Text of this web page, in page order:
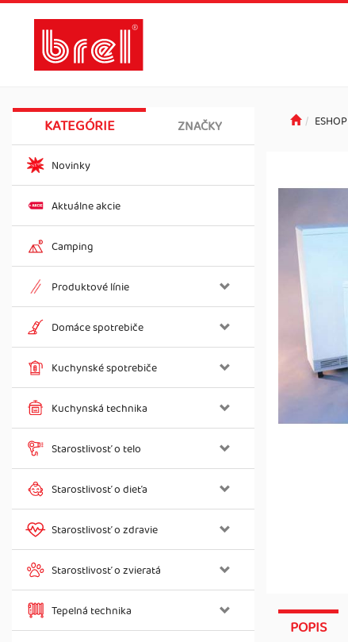
KATEGÓRIE ZNAČKY
Novinky
Aktuálne akcie
Camping
Produktové línie
Domáce spotrebiče
Kuchynské spotrebiče
Kuchynská technika
Starostlivosť o telo
Starostlivosť o dieťa
Starostlivosť o zdravie
Starostlivosť o zvieratá
Tepelná technika
ESHOP
POPIS